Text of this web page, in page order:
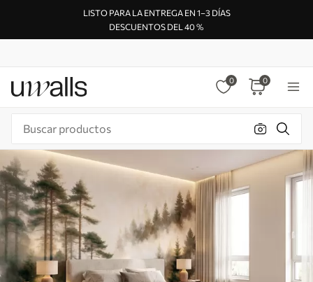
LISTO PARA LA ENTREGA EN 1–3 DÍAS
DESCUENTOS DEL 40 %
0 0